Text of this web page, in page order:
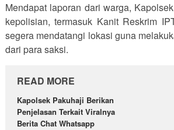
Mendapat laporan dari warga,
kepolisian, termasuk Kanit Reskrim
segera mendatangi lokasi guna
dari para saksi.
READ MORE
Kapolsek Pakuhaji Berikan
Penjelasan Terkait Viralnya
Berita Chat Whatsapp